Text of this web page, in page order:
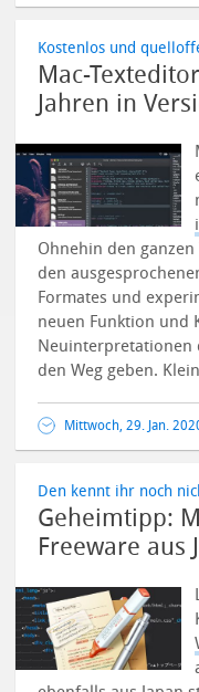
Kostenlos und
Mac-
Jahren in
Ohnehin den
den
Formates und
neuen Funktion und
Neuinterpretationen
den Weg geben.
Mittwoch, 29. Jan.
Den kennt ihr noch
Geheimtipp:
Freeware aus